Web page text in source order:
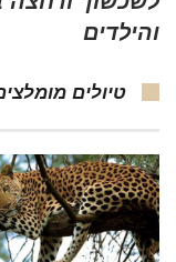
והילדים
טיולים